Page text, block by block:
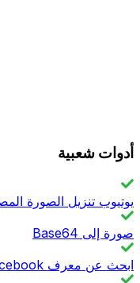
أدوات شعبية
يوتيوب تنزيل الصورة
صورة إلى Base64
ابحث عن معرف Facebook